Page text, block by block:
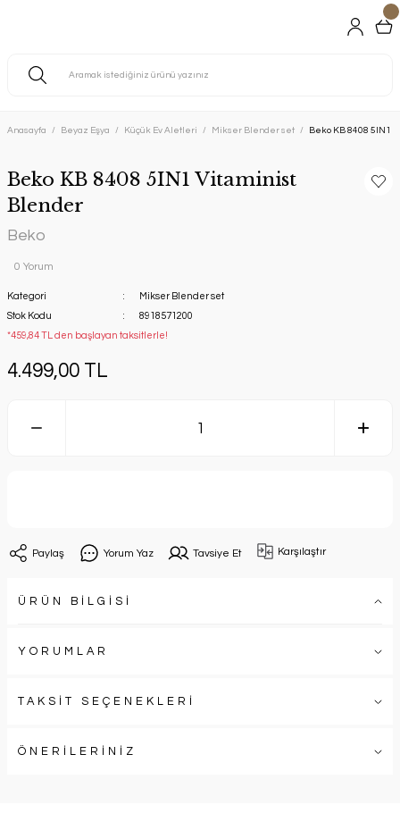
Anasayfa Beyaz Eşya Küçük Ev Aletleri Mikser Blender set Beko KB 8408 5IN1
Beko KB 8408 5IN1 Vitaminist
Blender
Beko
0 Yorum
Kategori
Mikser Blender set
Stok Kodu
8918571200
*459,84 TL den başlayan taksitlerle!
4.499,00 TL
Paylaş Yorum Yaz Tavsiye Et Karşılaştır
ÜRÜN BİLGİSİ
YORUMLAR
TAKSİT SEÇENEKLERİ
ÖNERİLERİNİZ